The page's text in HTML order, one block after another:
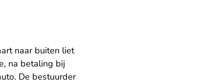
naar buiten liet
na betaling bij
De bestuurder